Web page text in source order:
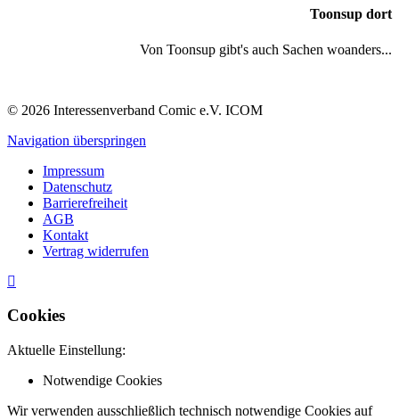
Toonsup dort
Von Toonsup gibt's auch Sachen woanders...
© 2026 Interessenverband Comic e.V. ICOM
Navigation überspringen
Impressum
Datenschutz
Barrierefreiheit
AGB
Kontakt
Vertrag widerrufen
Cookies
Aktuelle Einstellung:
Notwendige Cookies
Wir verwenden ausschließlich technisch notwendige Cookies auf